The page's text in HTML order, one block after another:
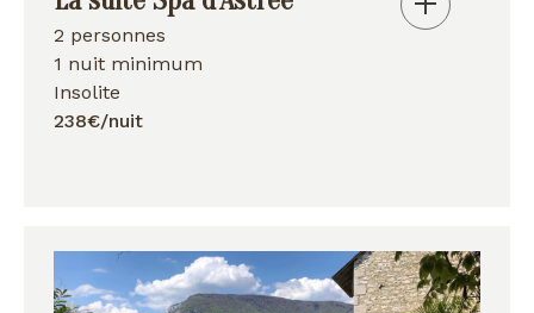
2 personnes
1 nuit minimum
Insolite
238€/nuit